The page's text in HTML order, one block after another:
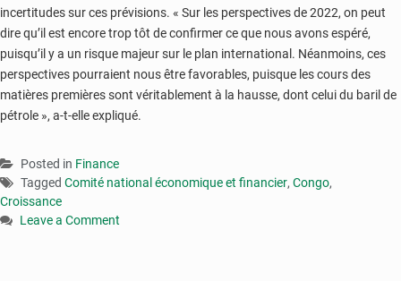
incertitudes sur ces prévisions. « Sur les perspectives de 2022, on peut
dire qu’il est encore trop tôt de confirmer ce que nous avons espéré,
puisqu’il y a un risque majeur sur le plan international. Néanmoins, ces
perspectives pourraient nous être favorables, puisque les cours des
matières premières sont véritablement à la hausse, dont celui du baril de
pétrole », a-t-elle expliqué.
Posted in Finance
Tagged Comité national économique et financier, Congo,
Croissance
Leave a Comment